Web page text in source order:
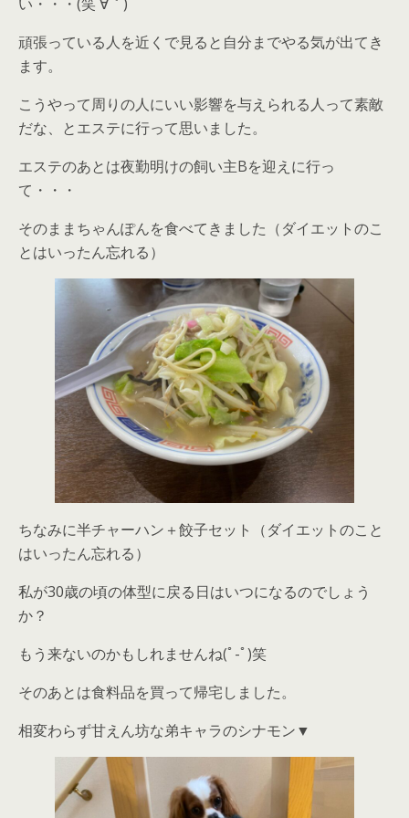
頑張っている人を近くで見ると自分までやる気が出てき
ます。
こうやって周りの人にいい影響を与えられる人って素敵
だな、とエステに行って思いました。
エステのあとは夜勤明けの飼い主Bを迎えに行っ
て・・・
そのままちゃんぽんを食べてきました（ダイエットのこ
とはいったん忘れる）
ちなみに半チャーハン＋餃子セット（ダイエットのこと
はいったん忘れる）
私が30歳の頃の体型に戻る日はいつになるのでしょう
か？
もう来ないのかもしれませんね(ﾟ-ﾟ)笑
そのあとは食料品を買って帰宅しました。
相変わらず甘えん坊な弟キャラのシナモン▼